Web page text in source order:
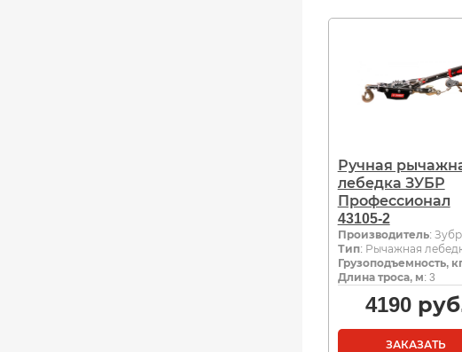
Ручная
лебедка ЗУБР
Профессионал
43105-2
Производитель: Зубр
Тип: Рычажная
Грузоподъемность,
Длина троса, м: 3
4190
ЗАКАЗАТЬ